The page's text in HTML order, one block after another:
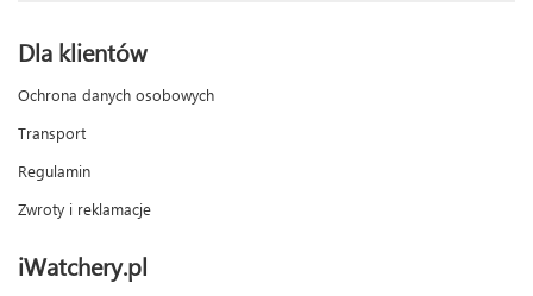
Dla klientów
Ochrona danych osobowych
Transport
Regulamin
Zwroty i reklamacje
iWatchery.pl